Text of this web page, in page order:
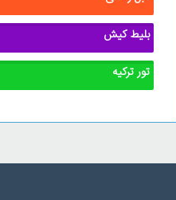
بلیط کیش
تور ترکیه